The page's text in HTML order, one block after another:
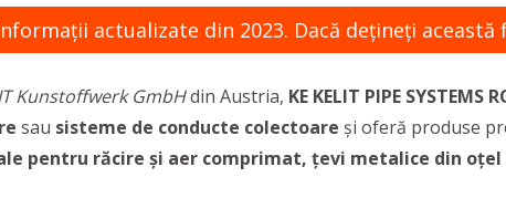
actualizate din 2023. Dacă dețineți această
Kunstoffwerk GmbHdin Austria, KE KELIT PIPE SYSTEMS
sau sisteme de conducte colectoare și oferă produse
pentru răcire și aer comprimat, țevi metalice din oțel